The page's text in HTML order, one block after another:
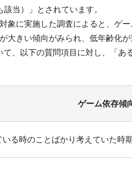
当）」とされています。
象に実施した調査によると、ゲ
大きい傾向がみられ、低年齢化
、以下の質問項目に対し、「あ
ゲーム依存傾
る時のことばかり考えていた時